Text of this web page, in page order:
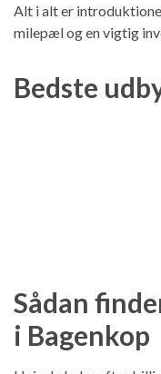
Alt i alt er
milepæl og en vigtig
Bedste
Sådan
i Bagenkop